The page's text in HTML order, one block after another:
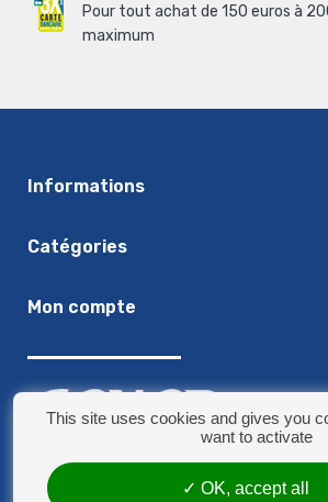
Pour tout achat de 150 euros à
maximum
Informations
Catégories
Mon compte
This site uses cookies and gives you
want to activate
OK, accept all